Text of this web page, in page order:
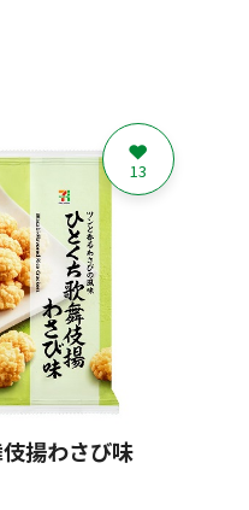
揚わさび味
13